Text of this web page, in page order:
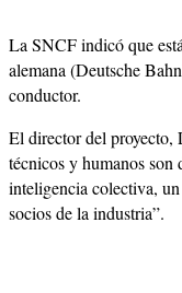
La SNCF indicó que
alemana (Deutsche
conductor.
El director del proyecto,
técnicos y humanos son
inteligencia colectiva,
socios de la industria”.